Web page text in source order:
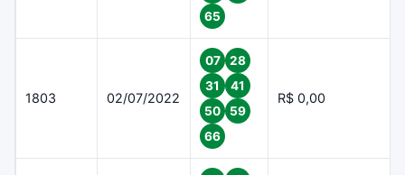
65
1803 02/07/2022
07
28
31
41
50
59
66
R$ 0,00